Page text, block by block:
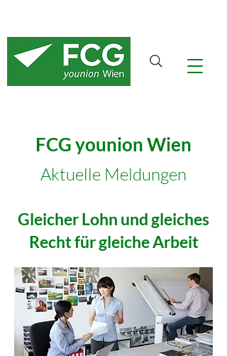
FCG younion Wien
Aktuelle Meldungen
Gleicher Lohn und gleiches
Recht für gleiche Arbeit